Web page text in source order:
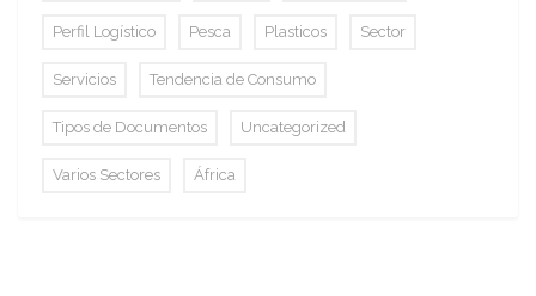
Perfil Logístico Pesca Plasticos Sector
Servicios Tendencia de Consumo
Tipos de Documentos Uncategorized
Varios Sectores África